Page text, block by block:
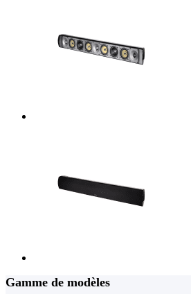
Gamme de modèles